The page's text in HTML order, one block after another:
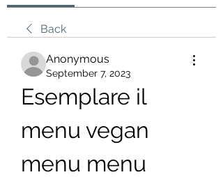
Back
Anonymous
September 7, 2023
Esemplare il
menu vegan
menu menu